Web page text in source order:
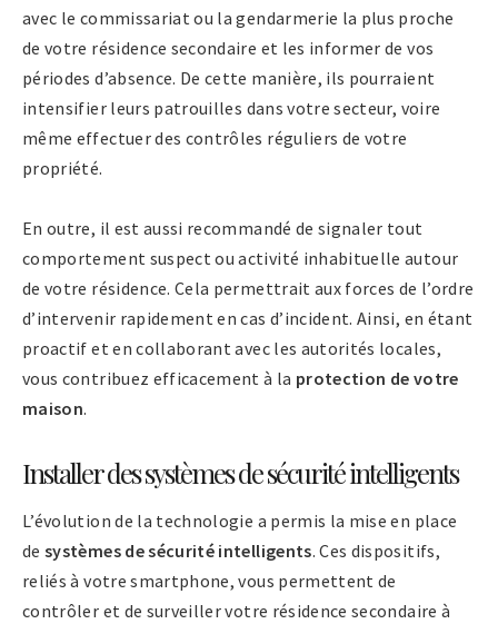
avec le commissariat ou la gendarmerie la plus proche
de votre résidence secondaire et les informer de vos
périodes d’absence. De cette manière, ils pourraient
intensifier leurs patrouilles dans votre secteur, voire
même effectuer des contrôles réguliers de votre
propriété.
En outre, il est aussi recommandé de signaler tout
comportement suspect ou activité inhabituelle autour
de votre résidence. Cela permettrait aux forces de l’ordre
d’intervenir rapidement en cas d’incident. Ainsi, en étant
proactif et en collaborant avec les autorités locales,
vous contribuez efficacement à la protection de votre
maison.
Installer des systèmes de sécurité intelligents
L’évolution de la technologie a permis la mise en place
desystèmes de sécurité intelligents. Ces dispositifs,
reliés à votre smartphone, vous permettent de
contrôler et de surveiller votre résidence secondaire à